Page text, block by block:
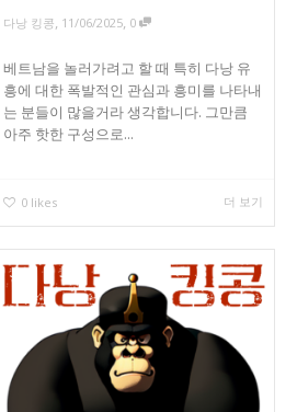
다낭 킹콩, 11/06/2025, 0
베트남을 놀러가려고 할 때 특히 다낭 유
흥에 대한 폭발적인 관심과 흥미를 나타내
는 분들이 많을거라 생각합니다. 그만큼
아주 핫한 구성으로...
0 likes 더 보기